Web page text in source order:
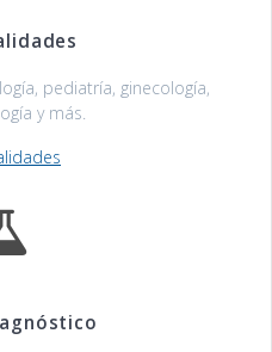
pediatría, ginecología,
y más.